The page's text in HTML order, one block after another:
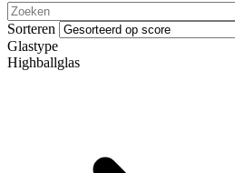
Sorteren
Glastype
Highballglas